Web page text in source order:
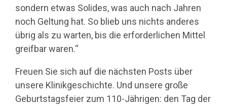
sondern etwas Solides, was auch nach Jahren
noch Geltung hat. So blieb uns nichts anderes
übrig als zu warten, bis die erforderlichen Mittel
greifbar waren.“
Freuen Sie sich auf die nächsten Posts über
unsere Klinikgeschichte. Und unsere große
Geburtstagsfeier zum 110-Jährigen: den Tag der